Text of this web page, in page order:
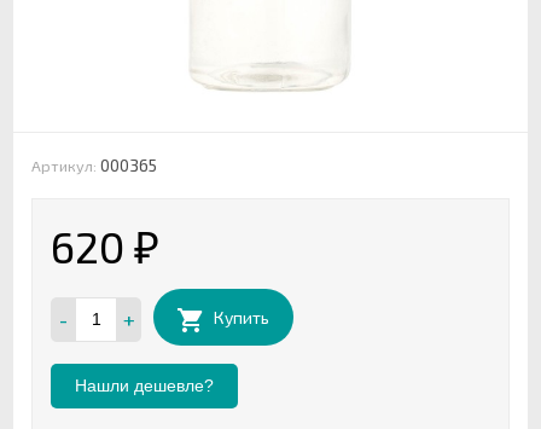
Артикул: 000365
620 ₽
- + Купить
Нашли дешевле?